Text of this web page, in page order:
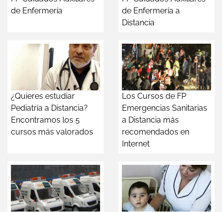
de Enfermería
de Enfermería a
Distancia
¿Quieres estudiar
Pediatría a Distancia?
Encontramos los 5
cursos más valorados
Los Cursos de FP
Emergencias Sanitarias
a Distancia más
recomendados en
Internet